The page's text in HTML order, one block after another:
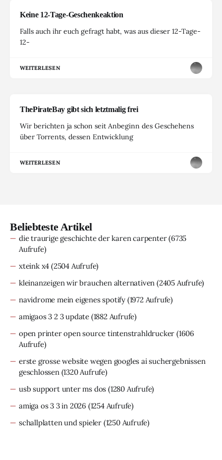
Keine 12-Tage-Geschenkeaktion
Falls auch ihr euch gefragt habt, was aus dieser 12-Tage-
12-
WEITERLESEN
ThePirateBay gibt sich letztmalig frei
Wir berichten ja schon seit Anbeginn des Geschehens
über Torrents, dessen Entwicklung
WEITERLESEN
Beliebteste Artikel
die traurige geschichte der karen carpenter(6735
Aufrufe)
xteink x4 (2504 Aufrufe)
kleinanzeigen wir brauchen alternativen (2405 Aufrufe)
navidrome mein eigenes spotify (1972 Aufrufe)
amigaos 3 2 3 update (1882 Aufrufe)
open printer open source tintenstrahldrucker (1606
Aufrufe)
erste grosse website wegen googles ai suchergebnissen
geschlossen (1320 Aufrufe)
usb support unter ms dos (1280 Aufrufe)
amiga os 3 3 in 2026 (1254 Aufrufe)
schallplatten und spieler (1250 Aufrufe)